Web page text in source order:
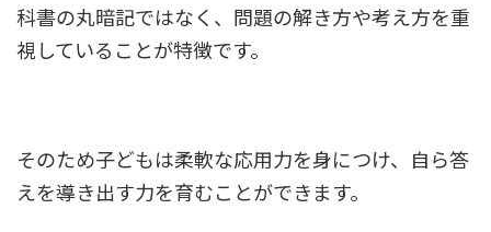
科書の丸暗記ではなく、問題の解き方や考え方を重
視していることが特徴です。
そのため子どもは柔軟な応用力を身につけ、自ら答
えを導き出す力を育むことができます。